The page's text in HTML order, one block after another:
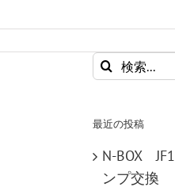
検
索
最近の投稿
N-BOX
ンプ交換